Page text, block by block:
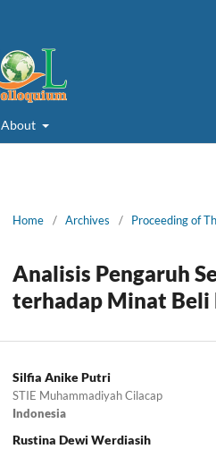
About
Home / Archives / Proceeding of
Analisis Pengaruh
terhadap Minat Beli
Silfia Anike Putri
STIE Muhammadiyah Cilacap
Indonesia
Rustina Dewi Werdiasih